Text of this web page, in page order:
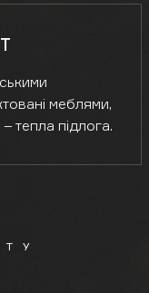
меблями,
тепла підлога.